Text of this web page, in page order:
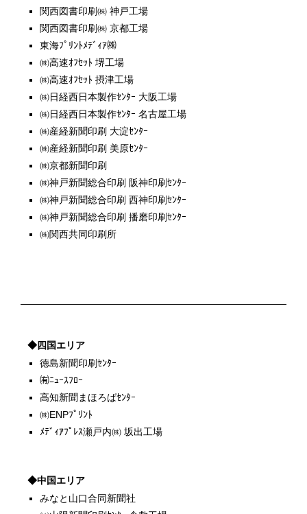
関西図書印刷㈱ 神戸工場
関西図書印刷㈱ 京都工場
東海ﾌﾟﾘﾝﾄﾒﾃﾞｨｱ㈱
㈱高速ｵﾌｾｯﾄ 堺工場
㈱高速ｵﾌｾｯﾄ 摂津工場
㈱日経西日本製作ｾﾝﾀｰ 大阪工場
㈱日経西日本製作ｾﾝﾀｰ 名古屋工場
㈱産経新聞印刷 大淀ｾﾝﾀｰ
㈱産経新聞印刷 美原ｾﾝﾀｰ
㈱京都新聞印刷
㈱神戸新聞総合印刷 阪神印刷ｾﾝﾀｰ
㈱神戸新聞総合印刷 西神印刷ｾﾝﾀｰ
㈱神戸新聞総合印刷 播磨印刷ｾﾝﾀｰ
㈱関西共同印刷所
◆四国エリア
徳島新聞印刷ｾﾝﾀｰ
㈲ﾆｭｰｽﾌﾛｰ
高知新聞まほろばｾﾝﾀｰ
㈱ENPﾌﾟﾘﾝﾄ
ﾒﾃﾞｨｱﾌﾟﾚｽ瀬戸内㈱ 坂出工場
◆中国エリア
みなと山口合同新聞社